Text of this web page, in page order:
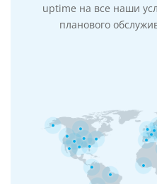
uptime на все наши
планового